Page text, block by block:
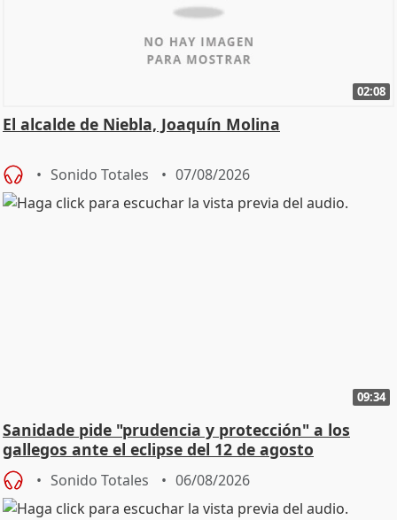
02:08
El alcalde de Niebla, Joaquín Molina
Sonido Totales 07/08/2026
09:34
Sanidade pide "prudencia y protección" a los
gallegos ante el eclipse del 12 de agosto
Sonido Totales 06/08/2026